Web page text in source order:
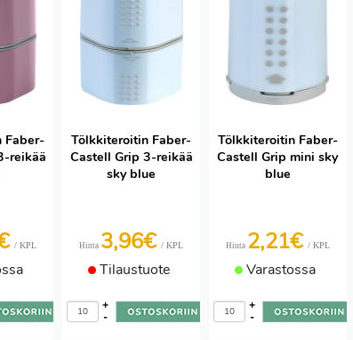
Faber-
reikää
/ KPL
Tölkkiteroitin Faber-
Castell Grip 3-reikää
sky blue
Hinta 3,96€/ KPL
Tilaustuote
-
+
Tölkkiteroitin Faber-
Castell Grip mini sky
blue
Hinta 2,21€ / KPL
Varastossa
-
+